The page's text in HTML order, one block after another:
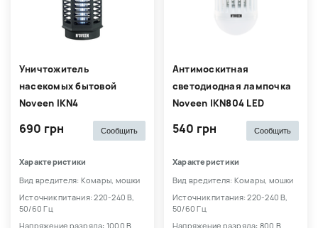
Уничтожитель
насекомых бытовой
Noveen IKN4
690 грн Сообщить
Характеристики
Вид вредителя: Комары, мошки
Источник питания: 220-240 В,
50/60 Гц
Напряжение разряда: 1000 В
Антимоскитная
светодиодная лампочка
Noveen IKN804 LED
540 грн Сообщить
Характеристики
Вид вредителя: Комары, мошки
Источник питания: 220-240 В,
50/60 Гц
Напряжение разряда: 800 В